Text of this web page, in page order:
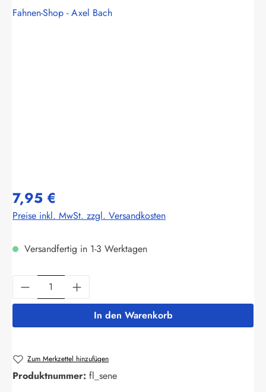
Fahnen-Shop - Axel Bach
7,95 €
Preise inkl. MwSt. zzgl. Versandkosten
Versandfertig in 1-3 Werktagen
Produkt Anzahl: Gib den gewünschten
In den Warenkorb
Zum Merkzettel hinzufügen
Produktnummer: fl_sene